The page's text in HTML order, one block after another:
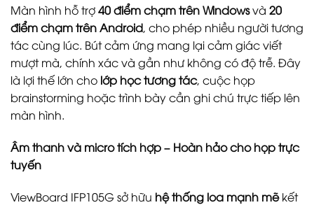
Màn hình hỗ trợ40 điểm chạm trên Windowsvà 20
điểm chạm trên Android, cho phép nhiều người tương
tác cùng lúc. Bút cảm ứng mang lại cảm giác viết
mượt mà, chính xác và gần như không có độ trễ. Đây
là lợi thế lớn cho lớp học tương tác, cuộc họp
brainstorming hoặc trình bày cần ghi chú trực tiếp lên
màn hình.
Âm thanh và micro tích hợp – Hoàn hảo cho họp trực
tuyến
ViewBoard IFP105G sở hữu hệ thống loa mạnh mẽkết